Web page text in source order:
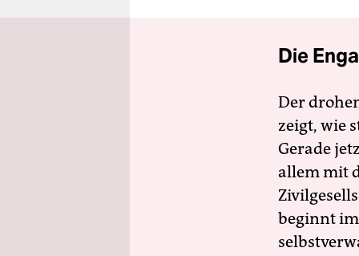
Die
Der
zeigt, wie
Gerade
allem mit
beginnt